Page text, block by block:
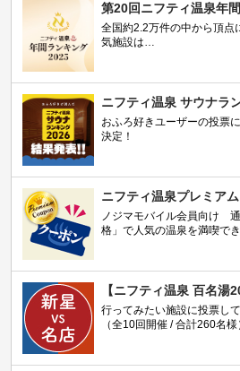
第20回ニフティ温泉年
全国約2.2万件の中から頂点
気施設は…
ニフティ温泉 サウナラ
おふろ好きユーザーの投票
決定！
ニフティ温泉プレミア
ノジマモバイル会員向け
格」で人気の温泉を満喫でき
【ニフティ温泉 百名湯
行ってみたい施設に投票し
（全10回開催 / 合計260名様